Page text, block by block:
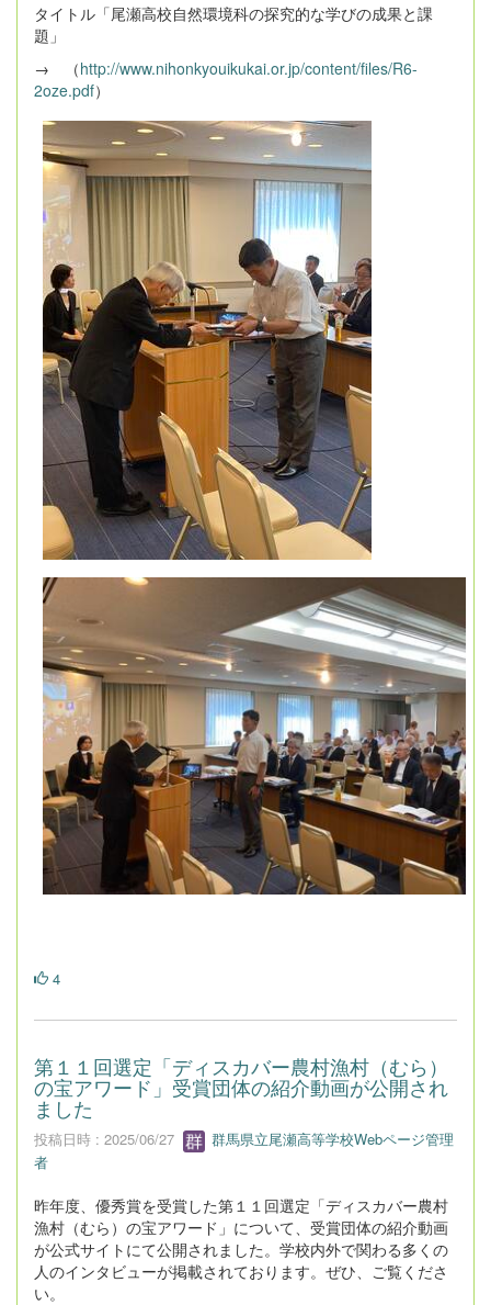
タイトル「尾瀬高校自然環境科の探究的な学びの成果と課
題」
→ （http://www.nihonkyouikukai.or.jp/content/files/R6-
2oze.pdf）
4
第１１回選定「ディスカバー農村漁村（むら）
の宝アワード」受賞団体の紹介動画が公開され
ました
投稿日時 : 2025/06/27
群馬県立尾瀬高等学校Webページ管理
者
昨年度、優秀賞を受賞した第１１回選定「ディスカバー農村
漁村（むら）の宝アワード」について、受賞団体の紹介動画
が公式サイトにて公開されました。学校内外で関わる多くの
人のインタビューが掲載されております。ぜひ、ご覧くださ
い。